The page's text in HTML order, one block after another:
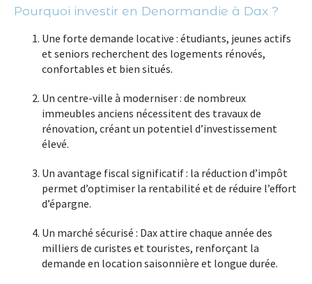
Pourquoi investir en Denormandie à Dax ?
Une forte demande locative : étudiants, jeunes actifs
et seniors recherchent des logements rénovés,
confortables et bien situés.
Un centre-ville à moderniser: de nombreux
immeubles anciens nécessitent des travaux de
rénovation, créant un potentiel d’investissement
élevé.
Un avantage fiscal significatif: la réduction d’impôt
permet d’optimiser la rentabilité et de réduire l’effort
d’épargne.
Un marché sécurisé : Dax attire chaque année des
milliers de curistes et touristes, renforçant la
demande en location saisonnière et longue durée.